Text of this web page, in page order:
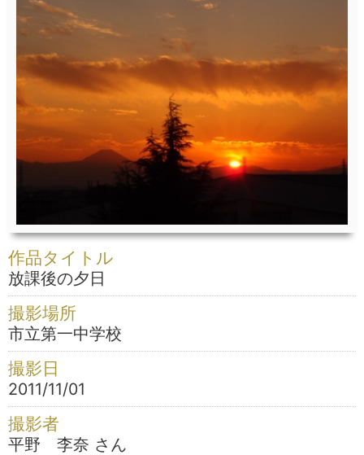
作品タイトル
放課後の夕日
撮影場所
市立第一中学校
撮影日
2011/11/01
撮影者
平野 李奈 さん